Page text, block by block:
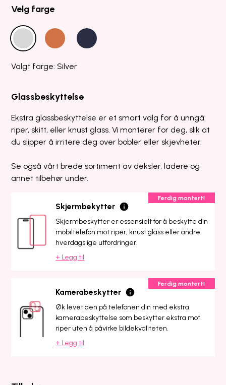
Velg farge
Valgt farge: Silver
Glassbeskyttelse
Ekstra glassbeskyttelse er et smart valg for å unngå
riper, skitt, eller knust glass. Vi monterer for deg, slik at
du slipper å irritere deg over bobler eller skjevheter.
Se også vårt brede sortiment av deksler, ladere og
annet tilbehør under.
Skjermbekytter
Skjermbeskytter er essensielt for å beskytte din
mobiltelefon mot riper, knust glass eller andre
hverdagslige utfordringer.
Ferdig montert!
+ Legg til
Kamerabeskytter
Øk levetiden på telefonen din med ekstra
kamerabeskyttelse som beskytter ekstra mot
riper uten å påvirke bildekvaliteten.
Ferdig montert!
+ Legg til